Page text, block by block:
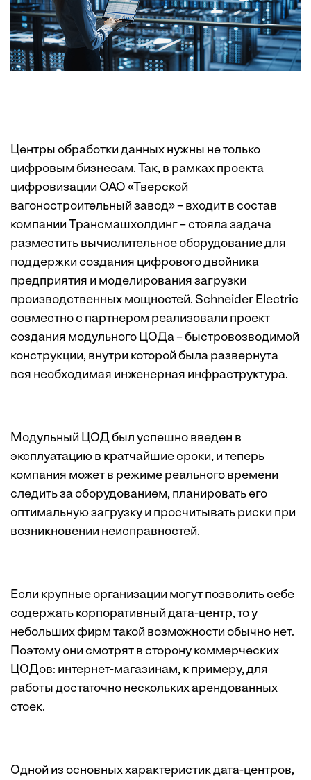
Центры обработки данных нужны не только
цифровым бизнесам. Так, в рамках проекта
цифровизации ОАО «Тверской
вагоностроительный завод» – входит в состав
компании Трансмашхолдинг – стояла задача
разместить вычислительное оборудование для
поддержки создания цифрового двойника
предприятия и моделирования загрузки
производственных мощностей. Schneider Electric
совместно с партнером реализовали проект
создания модульного ЦОДа – быстровозводимой
конструкции, внутри которой была развернута
вся необходимая инженерная инфраструктура.
Модульный ЦОД был успешно введен в
эксплуатацию в кратчайшие сроки, и теперь
компания может в режиме реального времени
следить за оборудованием, планировать его
оптимальную загрузку и просчитывать риски при
возникновении неисправностей.
Если крупные организации могут позволить себе
содержать корпоративный дата-центр, то у
небольших фирм такой возможности обычно нет.
Поэтому они смотрят в сторону коммерческих
ЦОДов: интернет-магазинам, к примеру, для
работы достаточно нескольких арендованных
стоек.
Одной из основных характеристик дата-центров,